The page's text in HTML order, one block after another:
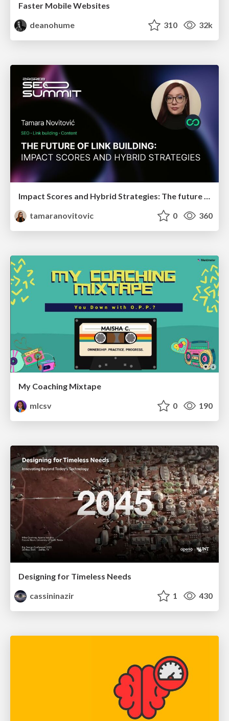
Faster Mobile Websites
deanohume
310 32k
tamaranovitovic
0 360
My Coaching Mixtape
mlcsv
0 190
Designing for Timeless Needs
cassininazir
1 430